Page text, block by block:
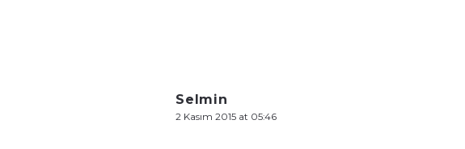
Selmin
2 Kasım 2015 at 05:46